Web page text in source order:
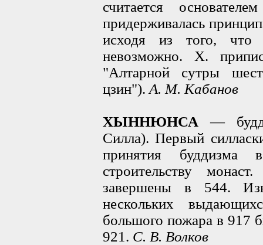
считается
придерживалась
исходя из того, что
невозможно. X.
"Алтарной сутры
цзин"). А. М. Кабанов
ХЫННЮНСА —
Силла). Первый
принятия
строительству
завершены в 544.
нескольких
большого пожара в 917
921. С. В. Волков